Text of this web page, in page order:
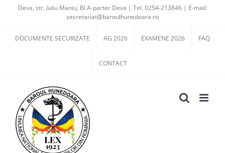
content
Deva, str. Iuliu Maniu, Bl.A-parter Deva | Tel. 0254-213846 | E-mail:
secretariat@baroulhunedoara.ro
DOCUMENTE SECURIZATE AG 2026 EXAMENE 2026 FAQ
CONTACT